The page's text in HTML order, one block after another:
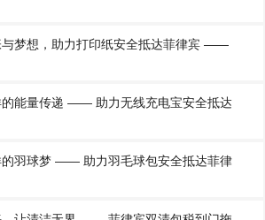
与梦想，助力打印纸安全抵达菲律宾 ——
的能量传递 —— 助力无线充电宝安全抵达
的羽球梦 —— 助力羽毛球包安全抵达菲律